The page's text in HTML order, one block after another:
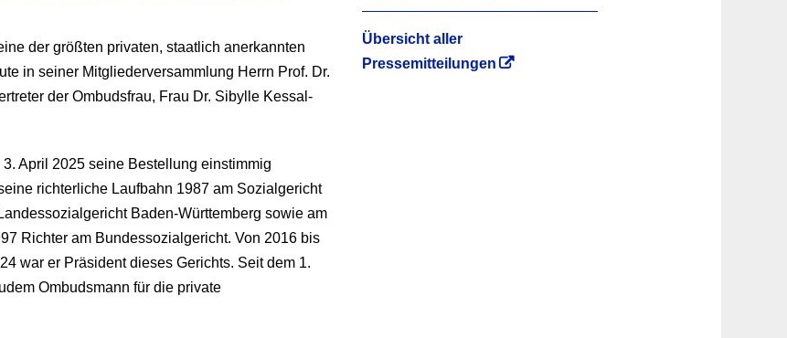
der größten privaten, staatlich anerkannten
in seiner Mitgliederversammlung Herrn Prof. Dr.
der Ombudsfrau, Frau Dr. Sibylle Kessal-
April 2025 seine Bestellung einstimmig
richterliche Laufbahn 1987 am Sozialgericht
Baden-Württemberg sowie am
Richter am Bundessozialgericht. Von 2016 bis
war er Präsident dieses Gerichts. Seit dem 1.
Ombudsmann für die private
Übersicht aller
Pressemitteilungen